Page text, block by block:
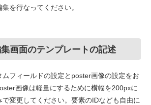
を行なってください。
画面のテンプレートの記述
ムフィールドの設定とposter画像の設定をお
画像は軽量にするために横幅を200pxに
で変更してください。要素のIDなども自由に